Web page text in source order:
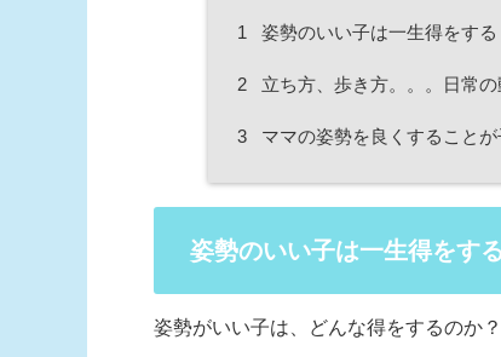
1 姿勢のいい子は一生得をする
2 立ち方、歩き方。。。日常
3 ママの姿勢を良くすること
姿勢のいい子は一生得をする
姿勢がいい子は、どんな得をするのか？